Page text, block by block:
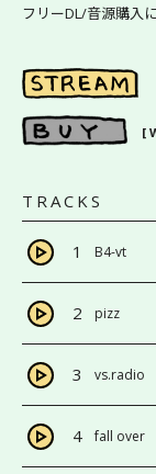
フリーDL/音源購入
[
TRACKS
1 B4-vt
2 pizz
3 vs.radio
4 fall over